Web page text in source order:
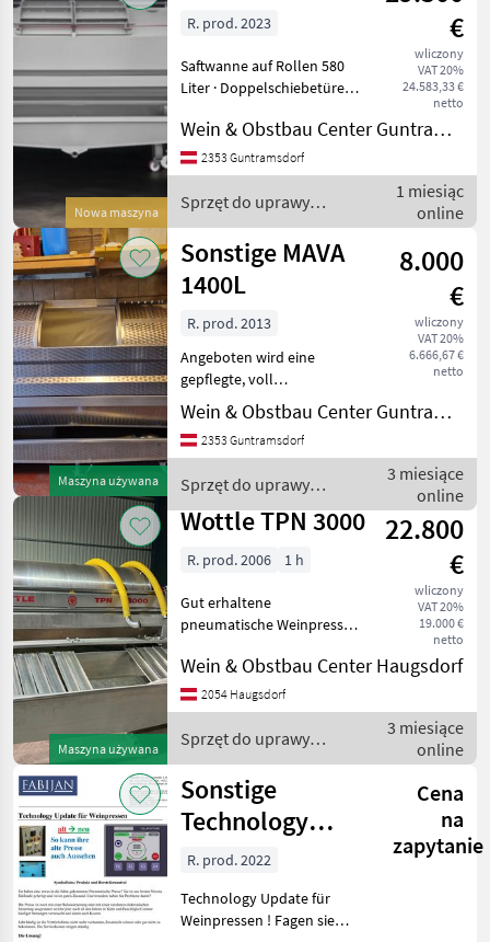
Nowa maszyna
€
wliczony
VAT 20%
24.583,33 €
netto
R. prod. 2023
Saftwanne auf Rollen 580
Liter · Doppelschiebetüren,
Reinigungsöffnung DN 80 ·
Zentral Befüllung mit
Kugelhahn NW 80 ·
Gestellerhöhung · Aut
Wein & Obstbau Center Guntramsdorf
2353 Guntramsdorf
Sprzęt do uprawy
winorośli / Sraml
1 miesiąc
online
Maszyna używana
Sonstige MAVA
1400L
8.000
€
wliczony
VAT 20%
6.666,67 €
netto
R. prod. 2013
Angeboten wird eine
gepflegte, voll
funktionsfähige 1400 lt
pneumatische Weinpresse
Hersteller MAVA
Baujahr 2013 Ausstattung:
Auf
Wein & Obstbau Center Guntramsdorf
2353 Guntramsdorf
Sprzęt do uprawy
winorośli / Sonstige
3 miesiące
online
Maszyna używana
Wottle TPN 3000
22.800
€
wliczony
VAT 20%
19.000 €
netto
R. prod. 2006 1 h
Gut erhaltene
pneumatische Weinpresse
Laufsteg mit Treppe - mit
Saftwanne -
Zentralbefüllung -
vollautomat. digitale
Wein & Obstbau Center Haugsdorf
2054 Haugsdorf
Sprzęt do uprawy
winorośli / Wottle
3 miesiące
online
Sonstige
Technology
Update für
Traubenpressen
Cena
na
zapytanie
R. prod. 2022
Technology Update für
Weinpressen ! Fagen sie